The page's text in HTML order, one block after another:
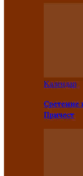
Kалендар
Сретение
Причест